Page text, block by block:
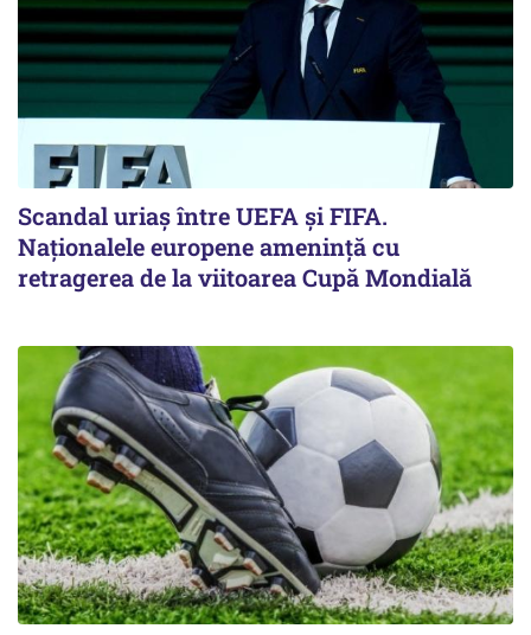
Scandal uriaş între UEFA şi FIFA.
Naţionalele europene ameninţă cu
retragerea de la viitoarea Cupă Mondială